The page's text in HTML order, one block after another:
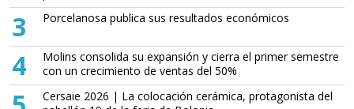
3 Porcelanosa publica sus resultados económicos
4
Molins consolida su expansión y cierra el primer semestre
con un crecimiento de ventas del 50%
Cersaie 2026 | La colocación cerámica, protagonista del